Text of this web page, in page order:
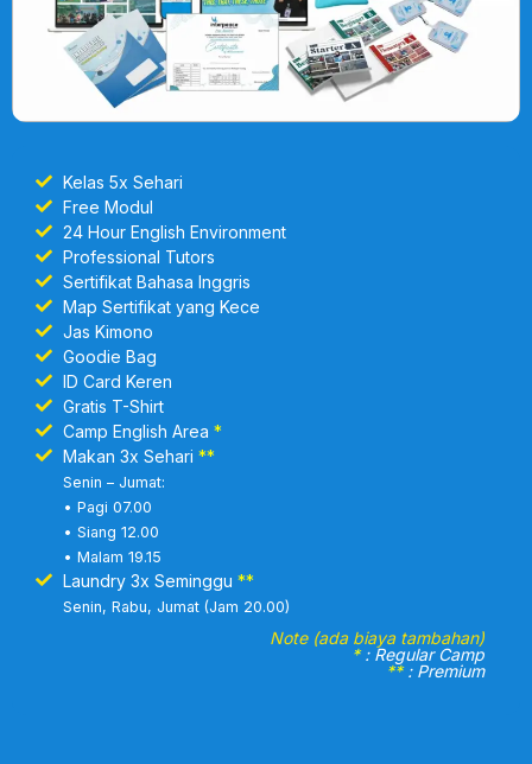
Kelas 5x Sehari
Free Modul
24 Hour English Environment
Professional Tutors
Sertifikat Bahasa Inggris
Map Sertifikat yang Kece
Jas Kimono
Goodie Bag
ID Card Keren
Gratis T-Shirt
Camp English Area *
Makan 3x Sehari **
Senin – Jumat:
• Pagi 07.00
• Siang 12.00
• Malam 19.15
Laundry 3x Seminggu **
Senin, Rabu, Jumat (Jam 20.00)
Note (ada biaya tambahan)
*: Regular Camp
**: Premium